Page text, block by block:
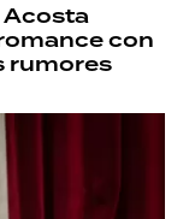
Acosta
con
rumores